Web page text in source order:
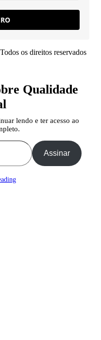
os direitos reservados
Qualidade
lendo e ter acesso ao
Assinar